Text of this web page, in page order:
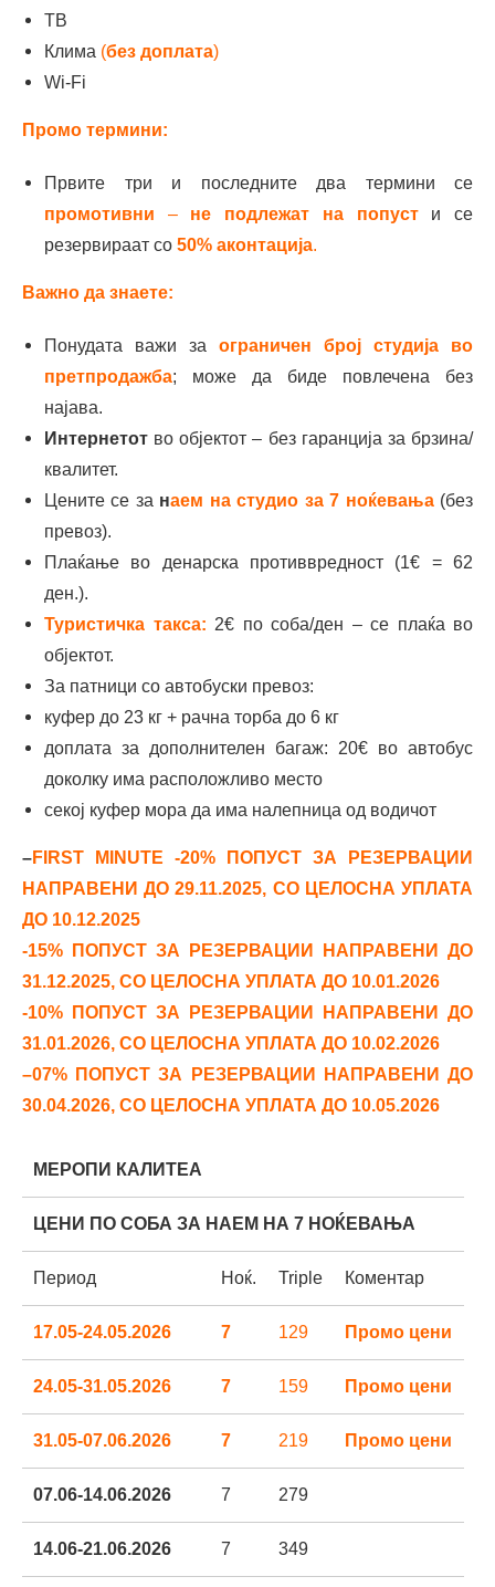
ТВ
Клима (без доплата)
Wi-Fi
Промо термини:
Првите три и последните два термини се
промотивни – не подлежат на попусти се
резервираат со 50% аконтација.
Важно да знаете:
Понудата важи за ограничен број студија во
претпродажба; може да биде повлечена без
најава.
Интернетот во објектот – без гаранција за брзина/
квалитет.
Цените се за наем на студио за 7 ноќевања(без
превоз).
Плаќање во денарска противвредност (1€ = 62
ден.).
Туристичка такса: 2€ по соба/ден – се плаќа во
објектот.
За патници со автобуски превоз:
куфер до 23 кг + рачна торба до 6 кг
доплата за дополнителен багаж: 20€ во автобус
доколку има расположливо место
секој куфер мора да има налепница од водичот
–FIRST MINUTE -20% ПОПУСТ ЗА РЕЗЕРВАЦИИ
НАПРАВЕНИ ДО 29.11.2025, СО ЦЕЛОСНА УПЛАТА
ДО 10.12.2025
-15% ПОПУСТ ЗА РЕЗЕРВАЦИИ НАПРАВЕНИ ДО
31.12.2025, СО ЦЕЛОСНА УПЛАТА ДО 10.01.2026
-10% ПОПУСТ ЗА РЕЗЕРВАЦИИ НАПРАВЕНИ ДО
31.01.2026, СО ЦЕЛОСНА УПЛАТА ДО 10.02.2026
–07% ПОПУСТ ЗА РЕЗЕРВАЦИИ НАПРАВЕНИ ДО
30.04.2026, СО ЦЕЛОСНА УПЛАТА ДО 10.05.2026
МЕРОПИ КАЛИТЕА
ЦЕНИ ПО СОБА ЗА НАЕМ НА 7 НОЌЕВАЊА
Период Ноќ. Triple Коментар
17.05-24.05.2026 7 129 Промо цени
24.05-31.05.2026 7 159 Промо цени
31.05-07.06.2026 7 219 Промо цени
07.06-14.06.2026 7 279
14.06-21.06.2026 7 349